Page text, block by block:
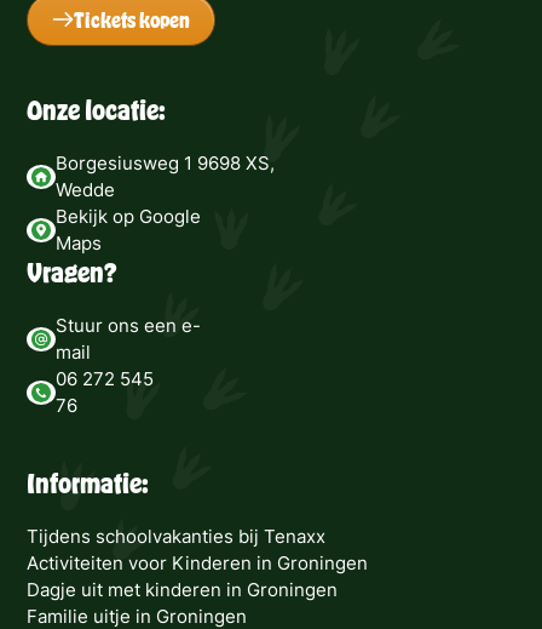
Tickets kopen
Onze locatie:
Borgesiusweg 1 9698 XS,
Wedde
Bekijk op Google
Maps
Vragen?
Stuur ons een e-
mail
06 272 545
76
Informatie:
Tijdens schoolvakanties bij Tenaxx
Activiteiten voor Kinderen in Groningen
Dagje uit met kinderen in Groningen
Familie uitje in Groningen